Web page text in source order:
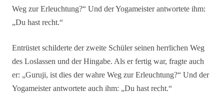
Weg zur Erleuchtung?“ Und der Yogameister antwortete ihm:
„Du hast recht.“
Entrüstet schilderte der zweite Schüler seinen herrlichen Weg
des Loslassen und der Hingabe. Als er fertig war, fragte auch
er: „Guruji, ist dies der wahre Weg zur Erleuchtung?“ Und der
Yogameister antwortete auch ihm: „Du hast recht.“